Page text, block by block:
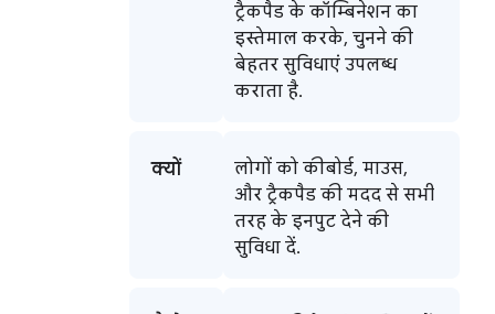
ट्रैकपैड के कॉम्बिनेशन का
इस्तेमाल करके, चुनने की
बेहतर सुविधाएं उपलब्ध
कराता है.
क्यों
लोगों को कीबोर्ड, माउस,
और ट्रैकपैड की मदद से सभी
तरह के इनपुट देने की
सुविधा दें.